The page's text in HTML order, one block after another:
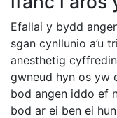
Efallai y bydd
sgan cynllunio a’u
anesthetig
gwneud hyn os yw
bod angen iddo ef
bod ar ei ben ei